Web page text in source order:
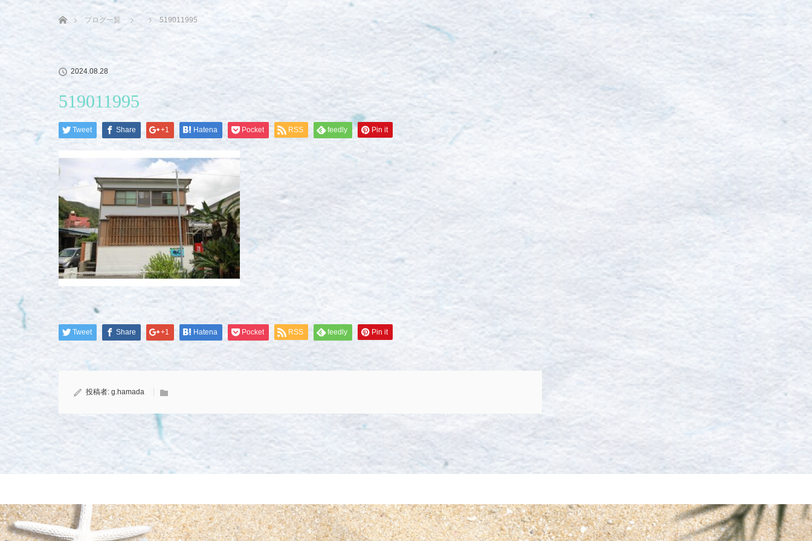
ブログ一覧
519011995
2024.08.28
519011995
Tweet Share +1 Hatena Pocket RSS feedly Pin it
Tweet Share +1 Hatena Pocket RSS feedly Pin it
投稿者: g.hamada